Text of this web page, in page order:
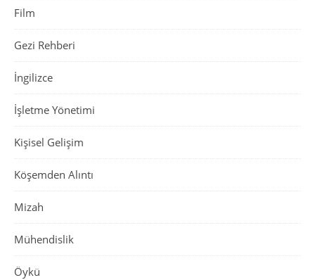
Film
Gezi Rehberi
İngilizce
İşletme Yönetimi
Kişisel Gelişim
Köşemden Alıntı
Mizah
Mühendislik
Öykü